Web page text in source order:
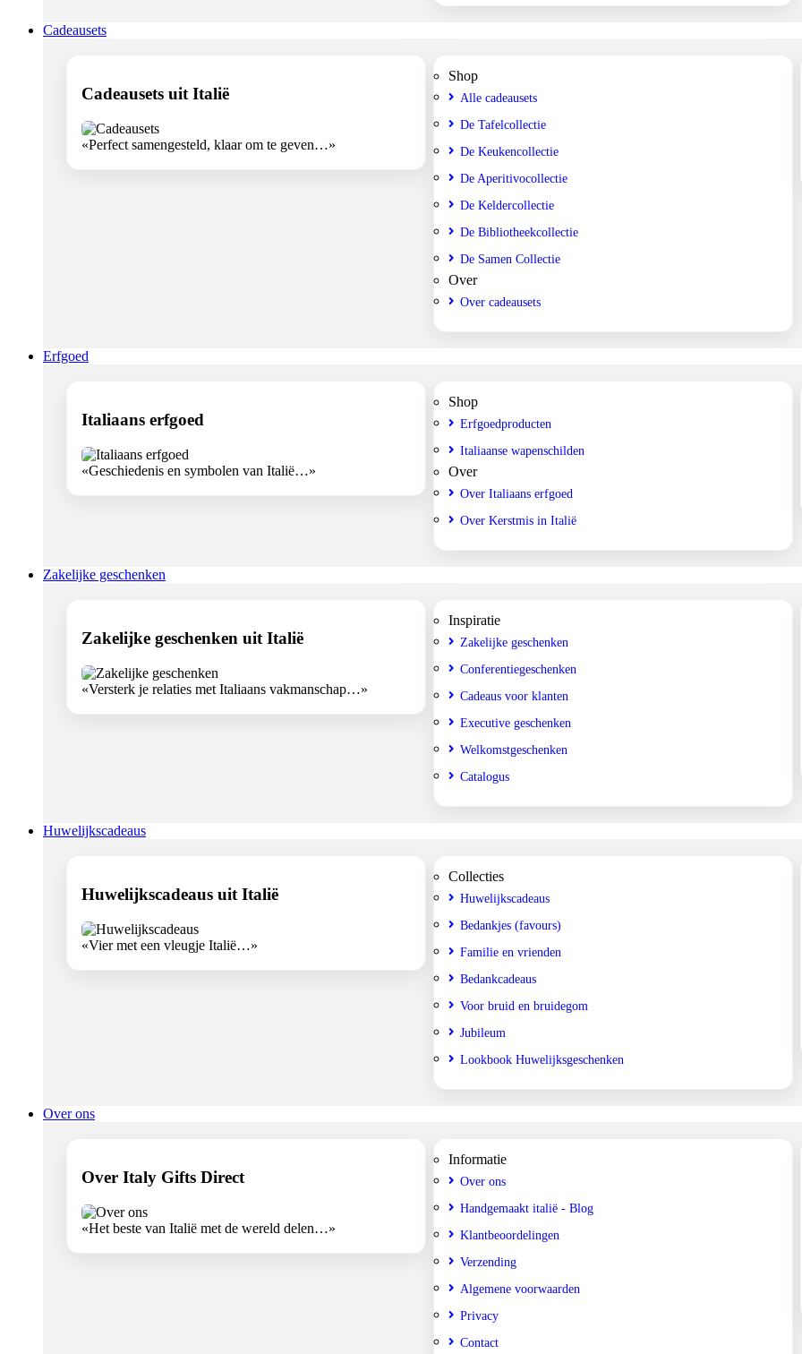
Cadeausets
Cadeausets uit Italië
«Perfect samengesteld, klaar om te geven…»
Shop
Alle cadeausets
De Tafelcollectie
De Keukencollectie
De Aperitivocollectie
De Keldercollectie
De Bibliotheekcollectie
De Samen Collectie
Over
Over cadeausets
Erfgoed
Italiaans erfgoed
«Geschiedenis en symbolen van Italië…»
Shop
Erfgoedproducten
Italiaanse wapenschilden
Over
Over Italiaans erfgoed
Over Kerstmis in Italië
Zakelijke geschenken
Zakelijke geschenken uit Italië
«Versterk je relaties met Italiaans vakmanschap…»
Inspiratie
Zakelijke geschenken
Conferentiegeschenken
Cadeaus voor klanten
Executive geschenken
Welkomstgeschenken
Catalogus
Huwelijkscadeaus
Huwelijkscadeaus uit Italië
«Vier met een vleugje Italië…»
Collecties
Huwelijkscadeaus
Bedankjes (favours)
Familie en vrienden
Bedankcadeaus
Voor bruid en bruidegom
Jubileum
Lookbook Huwelijksgeschenken
Over ons
Over Italy Gifts Direct
«Het beste van Italië met de wereld delen…»
Informatie
Over ons
Handgemaakt italië - Blog
Klantbeoordelingen
Verzending
Algemene voorwaarden
Privacy
Contact